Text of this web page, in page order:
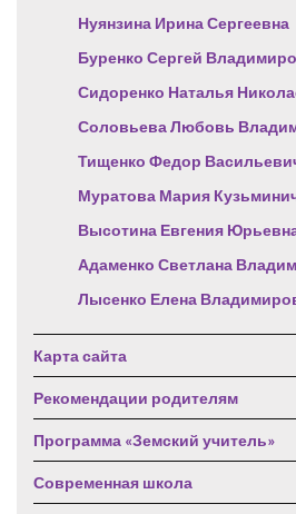
Нуянзина Ирина Сергеевна
Буренко Сергей
Сидоренко Наталья
Соловьева Любовь
Тищенко Федор
Муратова Мария
Высотина Евгения
Адаменко Светлана
Лысенко Елена
Карта сайта
Рекомендации родителям
Программа «Земский учитель»
Современная школа